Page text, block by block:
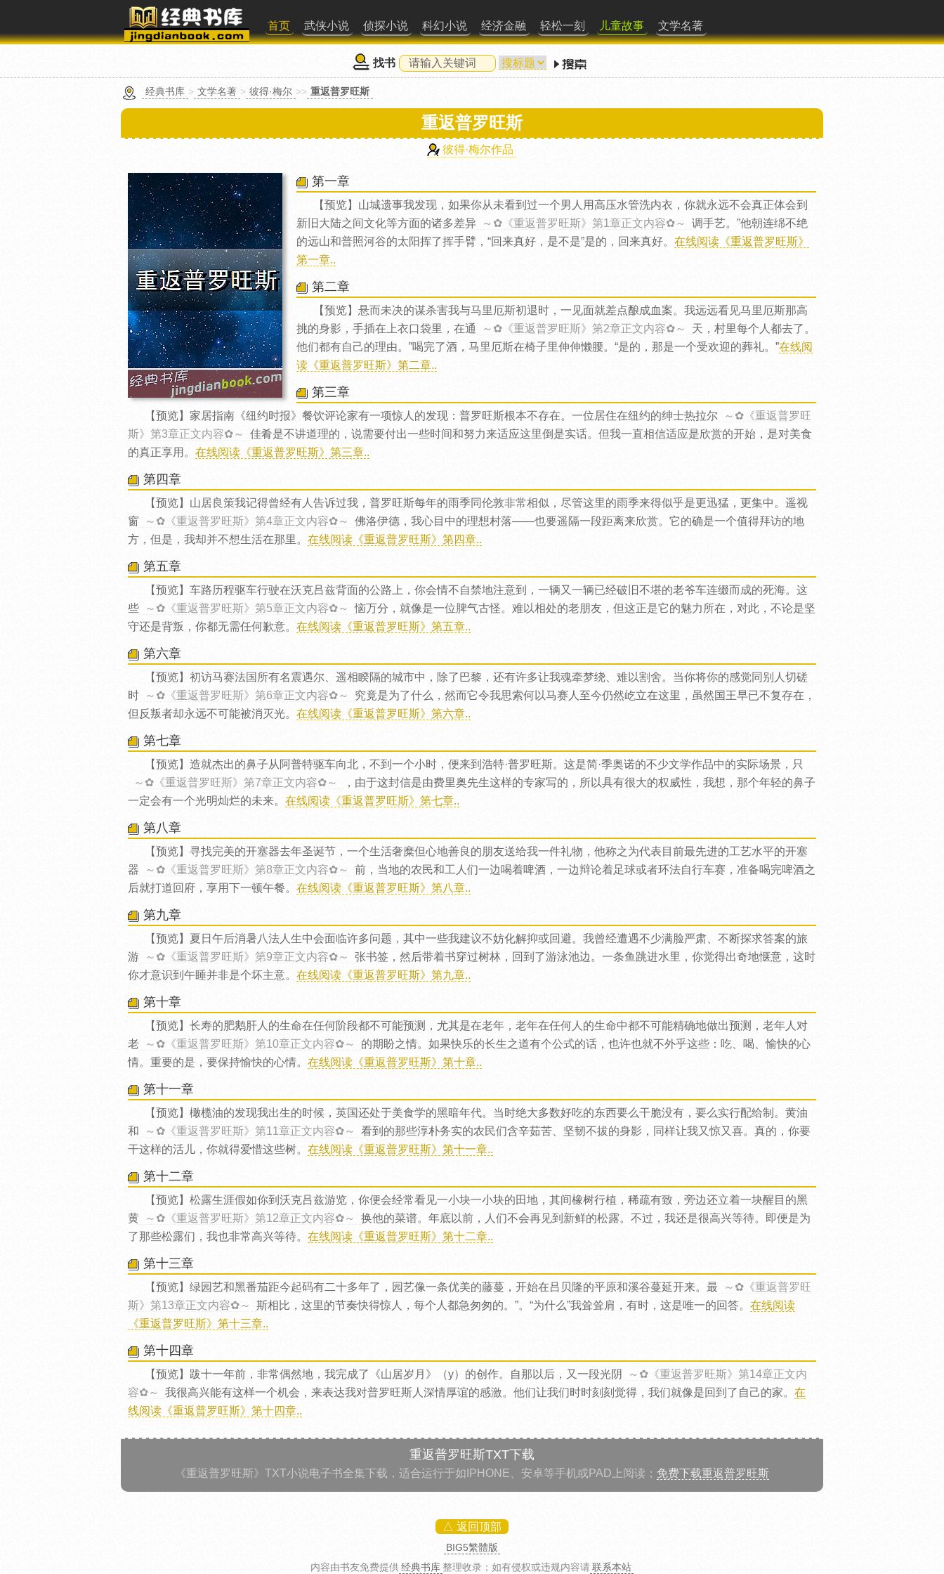
首页 武侠小说 侦探小说 科幻小说 经济金融 轻松一刻 儿童故事 文学名著
找书
经典书库 > 文学名著 > 彼得·梅尔 >> 重返普罗旺斯
重返普罗旺斯
彼得·梅尔作品
第一章
【预览】山城遗事我发现，如果你从未看到过一个男人用高压水管洗内衣，你就永远不会真正体会到
新旧大陆之间文化等方面的诸多差异
～✿《重返普罗旺斯》第1章正文内容✿～
调手艺。”他朝连绵不绝
的远山和普照河谷的太阳挥了挥手臂，“回来真好，是不是”是的，回来真好。 在线阅读《重返普罗旺斯》
第一章..
第二章
【预览】悬而未决的谋杀害我与马里厄斯初退时，一见面就差点酿成血案。我远远看见马里厄斯那高
挑的身影，手插在上衣口袋里，在通
～✿《重返普罗旺斯》第2章正文内容✿～
天，村里每个人都去了。
他们都有自己的理由。”喝完了酒，马里厄斯在椅子里伸伸懒腰。“是的，那是一个受欢迎的葬礼。”在线阅
读《重返普罗旺斯》第二章..
第三章
【预览】家居指南《纽约时报》餐饮评论家有一项惊人的发现：普罗旺斯根本不存在。一位居住在纽约的绅士热拉尔
～✿《重返普罗旺
斯》第3章正文内容✿～
佳肴是不讲道理的，说需要付出一些时间和努力来适应这里倒是实话。但我一直相信适应是欣赏的开始，是对美食
的真正享用。 在线阅读《重返普罗旺斯》第三章..
第四章
【预览】山居良策我记得曾经有人告诉过我，普罗旺斯每年的雨季同伦敦非常相似，尽管这里的雨季来得似乎是更迅猛，更集中。遥视
窗
～✿《重返普罗旺斯》第4章正文内容✿～
佛洛伊德，我心目中的理想村落——也要遥隔一段距离来欣赏。它的确是一个值得拜访的地
方，但是，我却并不想生活在那里。 在线阅读《重返普罗旺斯》第四章..
第五章
【预览】车路历程驱车行驶在沃克吕兹背面的公路上，你会情不自禁地注意到，一辆又一辆已经破旧不堪的老爷车连缀而成的死海。这
些
～✿《重返普罗旺斯》第5章正文内容✿～
恼万分，就像是一位脾气古怪。难以相处的老朋友，但这正是它的魅力所在，对此，不论是坚
守还是背叛，你都无需任何歉意。 在线阅读《重返普罗旺斯》第五章..
第六章
【预览】初访马赛法国所有名震遇尔、遥相睽隔的城市中，除了巴黎，还有许多让我魂牵梦绕、难以割舍。当你将你的感觉同别人切磋
时
～✿《重返普罗旺斯》第6章正文内容✿～
究竟是为了什么，然而它令我思索何以马赛人至今仍然屹立在这里，虽然国王早已不复存在，
但反叛者却永远不可能被消灭光。 在线阅读《重返普罗旺斯》第六章..
第七章
【预览】造就杰出的鼻子从阿普特驱车向北，不到一个小时，便来到浩特·普罗旺斯。这是简·季奥诺的不少文学作品中的实际场景，只
～✿《重返普罗旺斯》第7章正文内容✿～
，由于这封信是由费里奥先生这样的专家写的，所以具有很大的权威性，我想，那个年轻的鼻子
一定会有一个光明灿烂的未来。 在线阅读《重返普罗旺斯》第七章..
第八章
【预览】寻找完美的开塞器去年圣诞节，一个生活奢糜但心地善良的朋友送给我一件礼物，他称之为代表目前最先进的工艺水平的开塞
器
～✿《重返普罗旺斯》第8章正文内容✿～
前，当地的农民和工人们一边喝着啤酒，一边辩论着足球或者环法自行车赛，准备喝完啤酒之
后就打道回府，享用下一顿午餐。 在线阅读《重返普罗旺斯》第八章..
第九章
【预览】夏日午后消暑八法人生中会面临许多问题，其中一些我建议不妨化解抑或回避。我曾经遭遇不少满脸严肃、不断探求答案的旅
游
～✿《重返普罗旺斯》第9章正文内容✿～
张书签，然后带着书穿过树林，回到了游泳池边。一条鱼跳进水里，你觉得出奇地惬意，这时
你才意识到午睡并非是个坏主意。 在线阅读《重返普罗旺斯》第九章..
第十章
【预览】长寿的肥鹅肝人的生命在任何阶段都不可能预测，尤其是在老年，老年在任何人的生命中都不可能精确地做出预测，老年人对
老
～✿《重返普罗旺斯》第10章正文内容✿～
的期盼之情。如果快乐的长生之道有个公式的话，也许也就不外乎这些：吃、喝、愉快的心
情。重要的是，要保持愉快的心情。 在线阅读《重返普罗旺斯》第十章..
第十一章
【预览】橄榄油的发现我出生的时候，英国还处于美食学的黑暗年代。当时绝大多数好吃的东西要么干脆没有，要么实行配给制。黄油
和
～✿《重返普罗旺斯》第11章正文内容✿～
看到的那些淳朴务实的农民们含辛茹苦、坚韧不拔的身影，同样让我又惊又喜。真的，你要
干这样的活儿，你就得爱惜这些树。 在线阅读《重返普罗旺斯》第十一章..
第十二章
【预览】松露生涯假如你到沃克吕兹游览，你便会经常看见一小块一小块的田地，其间橡树行植，稀疏有致，旁边还立着一块醒目的黑
黄
～✿《重返普罗旺斯》第12章正文内容✿～
换他的菜谱。年底以前，人们不会再见到新鲜的松露。不过，我还是很高兴等待。即便是为
了那些松露们，我也非常高兴等待。 在线阅读《重返普罗旺斯》第十二章..
第十三章
【预览】绿园艺和黑番茄距今起码有二十多年了，园艺像一条优美的藤蔓，开始在吕贝隆的平原和溪谷蔓延开来。最
～✿《重返普罗旺
斯》第13章正文内容✿～
斯相比，这里的节奏快得惊人，每个人都急匆匆的。”。“为什么”我耸耸肩，有时，这是唯一的回答。 在线阅读
《重返普罗旺斯》第十三章..
第十四章
【预览】跋十一年前，非常偶然地，我完成了《山居岁月》（y）的创作。自那以后，又一段光阴
～✿《重返普罗旺斯》第14章正文内
容✿～
我很高兴能有这样一个机会，来表达我对普罗旺斯人深情厚谊的感激。他们让我们时时刻刻觉得，我们就像是回到了自己的家。 在
线阅读《重返普罗旺斯》第十四章..
重返普罗旺斯TXT下载
《重返普罗旺斯》TXT小说电子书全集下载，适合运行于如IPHONE、安卓等手机或PAD上阅读； 免费下载重返普罗旺斯
△ 返回顶部
BIG5繁體版
内容由书友免费提供经典书库整理收录 ；如有侵权或违规内容请联系本站